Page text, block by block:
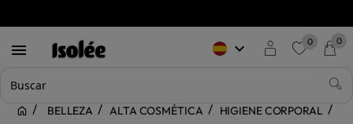
 keyboard_arrow_down 0 0
BELLEZA ALTA COSMÉTICA
HIGIENE CORPORAL